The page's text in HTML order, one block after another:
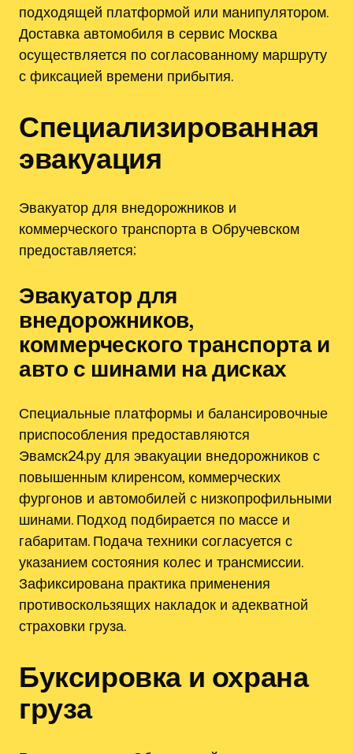
подходящей платформой или манипулятором.
Доставка автомобиля в сервис Москва
осуществляется по согласованному маршруту
с фиксацией времени прибытия.
Специализированная
эвакуация
Эвакуатор для внедорожников и
коммерческого транспорта в Обручевском
предоставляется;
Эвакуатор для
внедорожников,
коммерческого транспорта и
авто с шинами на дисках
Специальные платформы и балансировочные
приспособления предоставляются
Эвамск24.ру для эвакуации внедорожников с
повышенным клиренсом, коммерческих
фургонов и автомобилей с низкопрофильными
шинами. Подход подбирается по массе и
габаритам. Подача техники согласуется с
указанием состояния колес и трансмиссии.
Зафиксирована практика применения
противоскользящих накладок и адекватной
страховки груза.
Буксировка и охрана
груза